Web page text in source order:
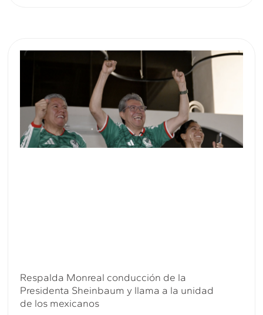
Respalda Monreal conducción de la
Presidenta Sheinbaum y llama a la unidad
de los mexicanos